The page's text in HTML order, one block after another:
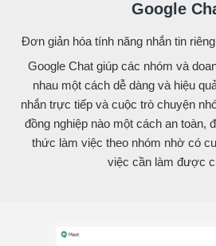
Google
Đơn giản hóa tính năng nhắn tin
Google Chat giúp các nhóm và
nhau một cách dễ dàng và hiệu
nhắn trực tiếp và cuộc trò chuyện
đồng nghiệp nào một cách an toàn,
thức làm việc theo nhóm nhờ có
việc cần làm được